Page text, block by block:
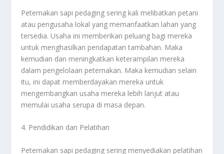
Peternakan sapi pedaging sering kali melibatkan petani
atau pengusaha lokal yang memanfaatkan lahan yang
tersedia. Usaha ini memberikan peluang bagi mereka
untuk menghasilkan pendapatan tambahan. Maka
kemudian dan meningkatkan keterampilan mereka
dalam pengelolaan peternakan. Maka kemudian selain
itu, ini dapat memberdayakan mereka untuk
mengembangkan usaha mereka lebih lanjut atau
memulai usaha serupa di masa depan.
4. Pendidikan dan Pelatihan
Peternakan sapi pedaging sering menyediakan pelatihan